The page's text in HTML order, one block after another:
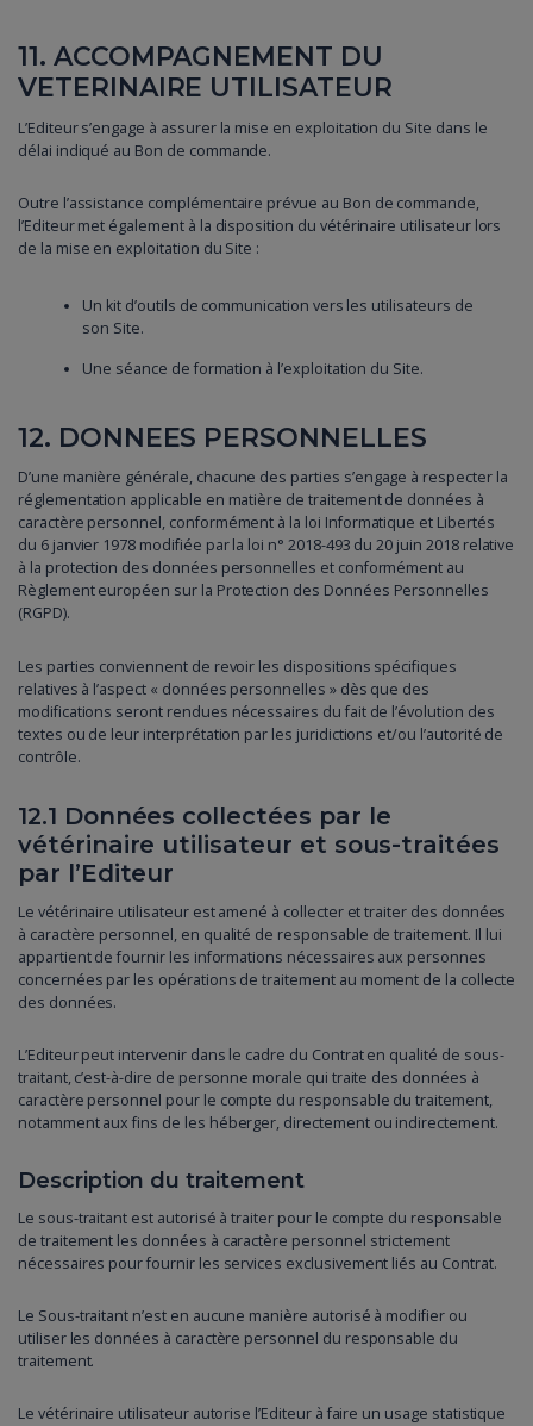
11. ACCOMPAGNEMENT DU
VETERINAIRE UTILISATEUR
L’Editeur s’engage à assurer la mise en exploitation du Site dans le
délai indiqué au Bon de commande.
Outre l’assistance complémentaire prévue au Bon de commande,
l’Editeur met également à la disposition du vétérinaire utilisateur lors
de la mise en exploitation du Site :
Un kit d’outils de communication vers les utilisateurs de
son Site.
Une séance de formation à l’exploitation du Site.
12. DONNEES PERSONNELLES
D’une manière générale, chacune des parties s’engage à respecter la
réglementation applicable en matière de traitement de données à
caractère personnel, conformément à la loi Informatique et Libertés
du 6 janvier 1978 modifiée par la loi n° 2018-493 du 20 juin 2018 relative
à la protection des données personnelles et conformément au
Règlement européen sur la Protection des Données Personnelles
(RGPD).
Les parties conviennent de revoir les dispositions spécifiques
relatives à l’aspect « données personnelles » dès que des
modifications seront rendues nécessaires du fait de l’évolution des
textes ou de leur interprétation par les juridictions et/ou l’autorité de
contrôle.
12.1 Données collectées par le
vétérinaire utilisateur et sous-traitées
par l’Editeur
Le vétérinaire utilisateur est amené à collecter et traiter des données
à caractère personnel, en qualité de responsable de traitement. Il lui
appartient de fournir les informations nécessaires aux personnes
concernées par les opérations de traitement au moment de la collecte
des données.
L’Editeur peut intervenir dans le cadre du Contrat en qualité de sous-
traitant, c’est-à-dire de personne morale qui traite des données à
caractère personnel pour le compte du responsable du traitement,
notamment aux fins de les héberger, directement ou indirectement.
Description du traitement
Le sous-traitant est autorisé à traiter pour le compte du responsable
de traitement les données à caractère personnel strictement
nécessaires pour fournir les services exclusivement liés au Contrat.
Le Sous-traitant n’est en aucune manière autorisé à modifier ou
utiliser les données à caractère personnel du responsable du
traitement.
Le vétérinaire utilisateur autorise l’Editeur à faire un usage statistique